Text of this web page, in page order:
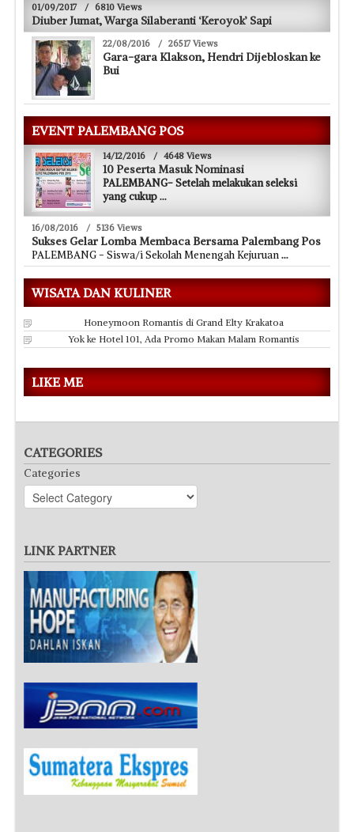
01/09/2017 / 6810 Views
Diuber Jumat, Warga Silaberanti ‘Keroyok’ Sapi
22/08/2016 / 26517 Views
Gara-gara Klakson, Hendri Dijebloskan ke
Bui
EVENT PALEMBANG POS
14/12/2016 / 4648 Views
10 Peserta Masuk Nominasi
PALEMBANG- Setelah melakukan seleksi
yang cukup...
16/08/2016 / 5136 Views
Sukses Gelar Lomba Membaca Bersama Palembang Pos
PALEMBANG - Siswa/i Sekolah Menengah Kejuruan...
WISATA DAN KULINER
Honeymoon Romantis di Grand Elty Krakatoa
Yok ke Hotel 101, Ada Promo Makan Malam Romantis
LIKE ME
CATEGORIES
Categories
LINK PARTNER